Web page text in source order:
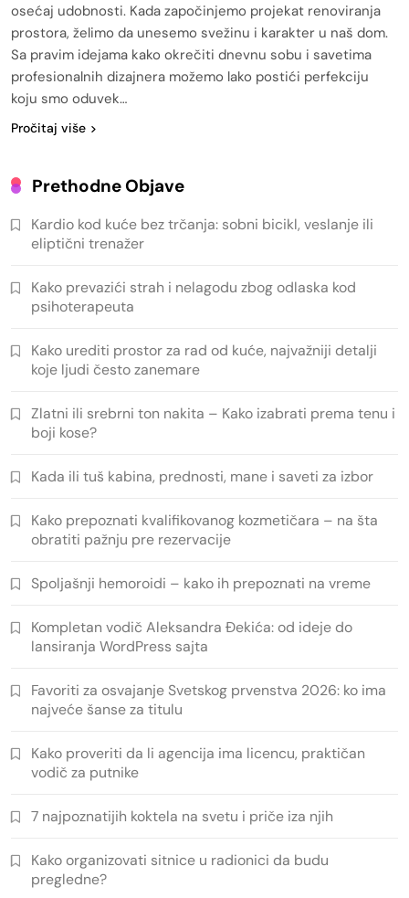
osećaj udobnosti. Kada započinjemo projekat renoviranja
prostora, želimo da unesemo svežinu i karakter u naš dom.
Sa pravim idejama kako okrečiti dnevnu sobu i savetima
profesionalnih dizajnera možemo lako postići perfekciju
koju smo oduvek…
Pročitaj više
Prethodne Objave
Kardio kod kuće bez trčanja: sobni bicikl, veslanje ili
eliptični trenažer
Kako prevazići strah i nelagodu zbog odlaska kod
psihoterapeuta
Kako urediti prostor za rad od kuće, najvažniji detalji
koje ljudi često zanemare
Zlatni ili srebrni ton nakita – Kako izabrati prema tenu i
boji kose?
Kada ili tuš kabina, prednosti, mane i saveti za izbor
Kako prepoznati kvalifikovanog kozmetičara – na šta
obratiti pažnju pre rezervacije
Spoljašnji hemoroidi – kako ih prepoznati na vreme
Kompletan vodič Aleksandra Đekića: od ideje do
lansiranja WordPress sajta
Favoriti za osvajanje Svetskog prvenstva 2026: ko ima
najveće šanse za titulu
Kako proveriti da li agencija ima licencu, praktičan
vodič za putnike
7 najpoznatijih koktela na svetu i priče iza njih
Kako organizovati sitnice u radionici da budu
pregledne?